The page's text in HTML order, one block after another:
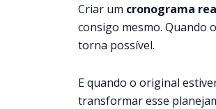
Criar um cronograma
consigo mesmo. Quando
torna possível.
E quando o original
transformar esse